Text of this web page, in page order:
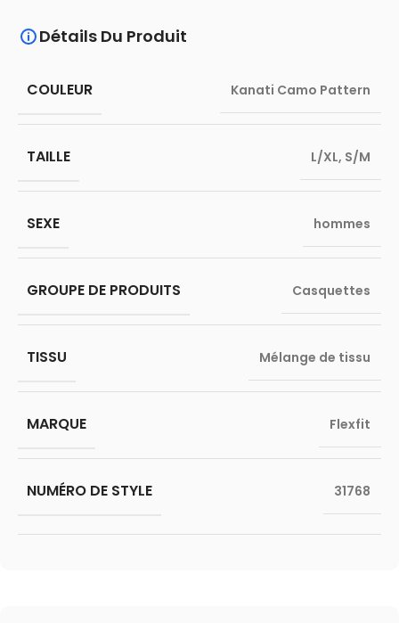
Détails Du Produit
COULEUR Kanati Camo Pattern
TAILLE L/XL, S/M
SEXE hommes
GROUPE DE PRODUITS Casquettes
TISSU Mélange de tissu
MARQUE Flexfit
NUMÉRO DE STYLE 31768